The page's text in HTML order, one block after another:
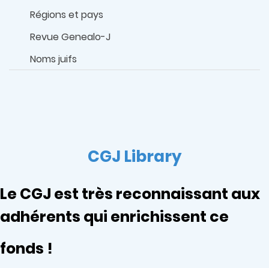
Régions et pays
Revue Genealo-J
Noms juifs
CGJ Library
Le CGJ est très reconnaissant aux
adhérents qui enrichissent ce
fonds !